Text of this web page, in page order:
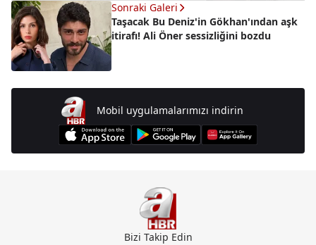
Sonraki Galeri
Taşacak Bu Deniz'in Gökhan'ından aşk
itirafı! Ali Öner sessizliğini bozdu
Mobil uygulamalarımızı indirin
Bizi Takip Edin